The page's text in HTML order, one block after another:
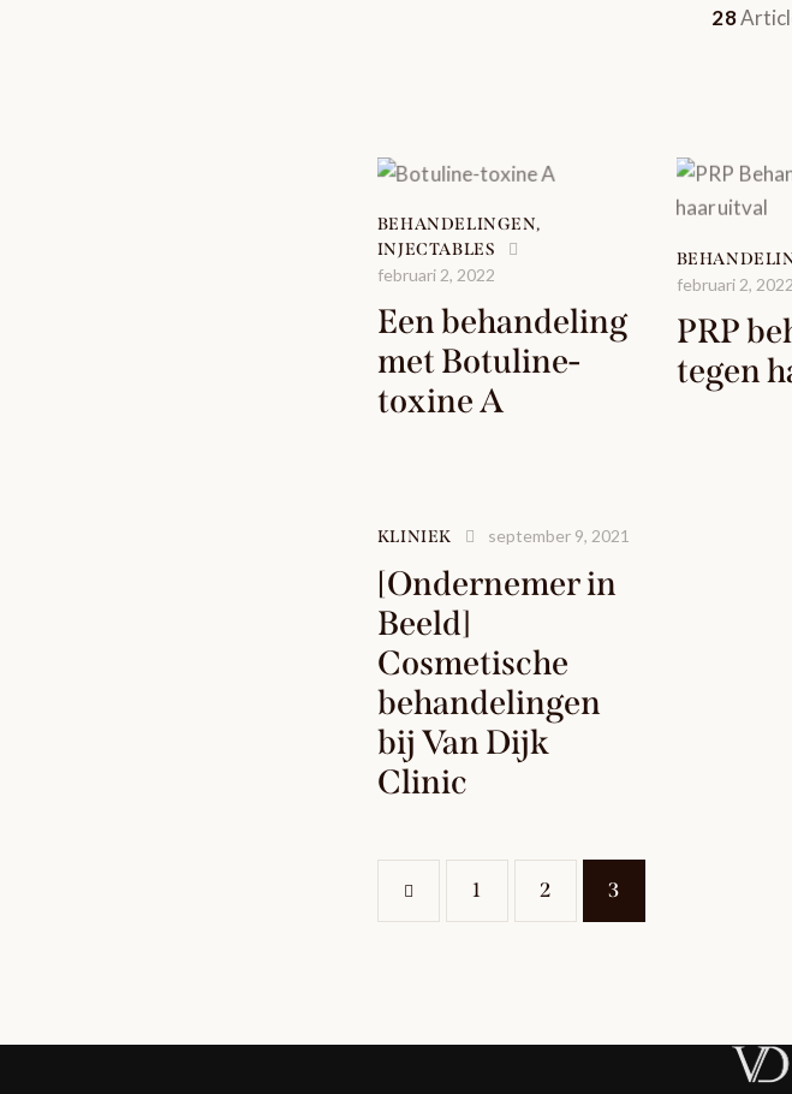
28
BEHANDELINGEN,
INJECTABLES
februari 2, 2022
Een behandeling
met Botuline-
toxine A
februari 2, 2022
PRP
tegen
KLINIEK september 9, 2021
[Ondernemer in
Beeld]
Cosmetische
behandelingen
bij Van Dijk
Clinic
1 2 3